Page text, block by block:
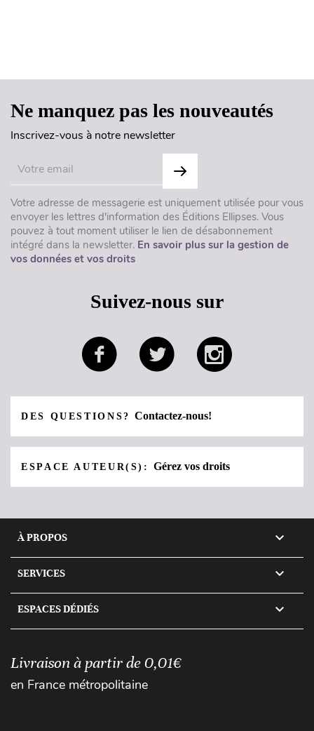
Ne manquez pas les nouveautés
Inscrivez-vous à notre newsletter
Votre adresse de messagerie est uniquement utilisée pour vous
envoyer les lettres d'information des Éditions Ellipses. Vous
pouvez à tout moment utiliser le lien de désabonnement
intégré dans la newsletter. En savoir plus sur la gestion de
vos données et vos droits
Suivez-nous sur
DES QUESTIONS?Contactez-nous!
ESPACE AUTEUR(S):Gérez vos droits
À PROPOS 
SERVICES 
ESPACES DÉDIÉS 
Livraison à partir de 0,01€
en France métropolitaine